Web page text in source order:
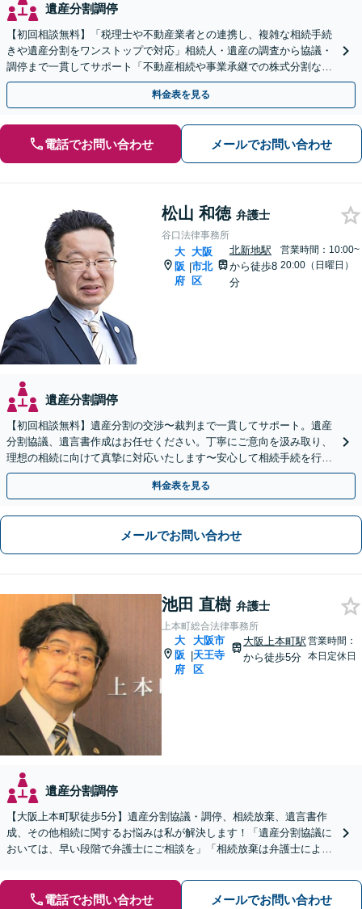
遺産分割調停
【初回相談無料】「税理士や不動産業者との連携し、複雑な相続手続
きや遺産分割をワンストップで対応」相続人・遺産の調査から協議・
調停まで一貫してサポート「不動産相続や事業承継での株式分割など
豊富な経験」【完全個室対応】【休日・夜間相談可】
料金表を見る
電話でお問い合わせ メールでお問い合わせ
松山 和徳 弁護士
谷口法律事務所
大
阪
府
|
大阪
市北
区
北新地駅
から徒歩8
分
営業時間：10:00~
20:00（日曜日）
遺産分割調停
【初回相談無料】遺産分割の交渉〜裁判まで一貫してサポート。遺産
分割協議、遺言書作成はお任せください。丁寧にご意向を汲み取り、
理想の相続に向けて真摯に対応いたします〜安心して相続手続を行い
ましょう〜【北新地駅1分】
料金表を見る
メールでお問い合わせ
池田 直樹 弁護士
上本町総合法律事務所
大
阪
府
|
大阪市
天王寺
区
大阪上本町駅
から徒歩5分
営業時間：
本日定休日
遺産分割調停
【大阪上本町駅徒歩5分】遺産分割協議・調停、相続放棄、遺言書作
成、その他相続に関するお悩みは私が解決します！「遺産分割協議に
おいては、早い段階で弁護士にご相談を」「相続放棄は弁護士による
電話でお問い合わせ メールでお問い合わせ